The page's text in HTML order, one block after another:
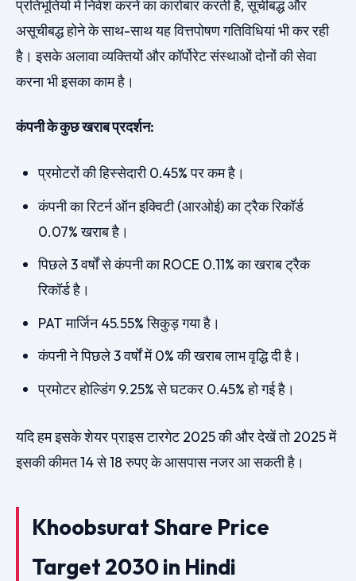
प्रतिभूतियों में निवेश करने का कारोबार करती है, सूचीबद्ध और
असूचीबद्ध होने के साथ-साथ यह वित्तपोषण गतिविधियां भी कर रही
है। इसके अलावा व्यक्तियों और कॉर्पोरेट संस्थाओं दोनों की सेवा
करना भी इसका काम है।
कंपनी के कुछ खराब प्रदर्शन:
प्रमोटरों की हिस्सेदारी 0.45% पर कम है।
कंपनी का रिटर्न ऑन इक्विटी (आरओई) का ट्रैक रिकॉर्ड
0.07% खराब है।
पिछले 3 वर्षों से कंपनी का ROCE 0.11% का खराब ट्रैक
रिकॉर्ड है।
PAT मार्जिन 45.55% सिकुड़ गया है।
कंपनी ने पिछले 3 वर्षों में 0% की खराब लाभ वृद्धि दी है।
प्रमोटर होल्डिंग 9.25% से घटकर 0.45% हो गई है।
यदि हम इसके शेयर प्राइस टारगेट 2025 की और देखें तो 2025 में
इसकी कीमत 14 से 18 रुपए के आसपास नजर आ सकती है।
Khoobsurat Share Price
Target 2030 in Hindi